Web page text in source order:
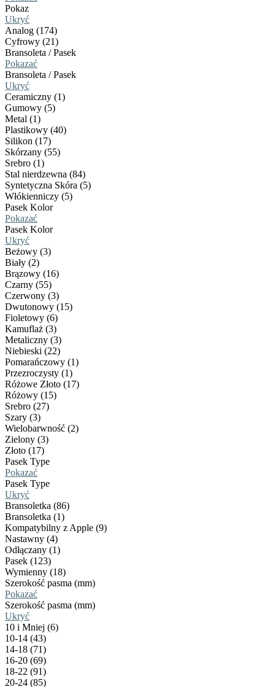
Pokaz
Ukryć
Analog (174)
Cyfrowy (21)
Bransoleta / Pasek
Pokazać
Bransoleta / Pasek
Ukryć
Ceramiczny (1)
Gumowy (5)
Metal (1)
Plastikowy (40)
Silikon (17)
Skórzany (55)
Srebro (1)
Stal nierdzewna (84)
Syntetyczna Skóra (5)
Włókienniczy (5)
Pasek Kolor
Pokazać
Pasek Kolor
Ukryć
Beżowy (3)
Biały (2)
Brązowy (16)
Czarny (55)
Czerwony (3)
Dwutonowy (15)
Fioletowy (6)
Kamuflaż (3)
Metaliczny (3)
Niebieski (22)
Pomarańczowy (1)
Przezroczysty (1)
Różowe Złoto (17)
Różowy (15)
Srebro (27)
Szary (3)
Wielobarwność (2)
Zielony (3)
Złoto (17)
Pasek Type
Pokazać
Pasek Type
Ukryć
Bransoletka (86)
Bransoletka (1)
Kompatybilny z Apple (9)
Nastawny (4)
Odłączany (1)
Pasek (123)
Wymienny (18)
Szerokość pasma (mm)
Pokazać
Szerokość pasma (mm)
Ukryć
10 i Mniej (6)
10-14 (43)
14-18 (71)
16-20 (69)
18-22 (91)
20-24 (85)